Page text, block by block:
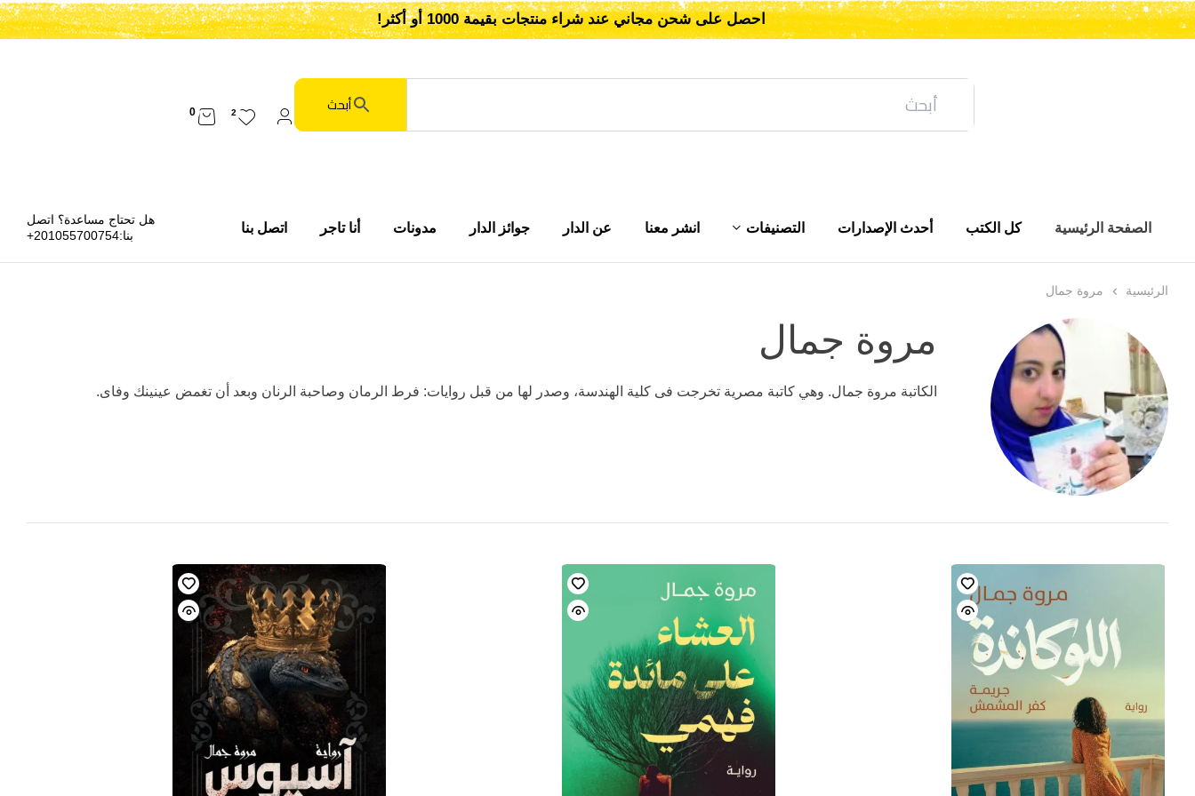
احصل على شحن مجاني عند شراء منتجات بقيمة 1000 أو أكثر!
2
0
الصفحة الرئيسية كل الكتب أحدث الإصدارات التصنيفات انشر معنا عن الدار جوائز الدار مدونات أنا تاجر اتصل بنا
هل تحتاج مساعدة؟ اتصل
بنا:201055700754+
الرئيسية مروة جمال
مروة جمال
الكاتبة مروة جمال. وهي كاتبة مصرية تخرجت فى كلية الهندسة، وصدر لها من قبل روايات: فرط الرمان وصاحبة الرنان وبعد أن تغمض عينينك وفاى.